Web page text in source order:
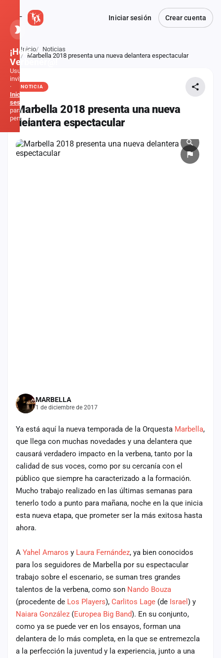
Iniciar sesión Crear cuenta
Atrás
Inicio
Noticias
Marbella 2018 presenta una nueva delantera espectacular
NOTICIA
Marbella 2018 presenta una nueva
delantera espectacular
MARBELLA
1 de diciembre de 2017
Ya está aquí la nueva temporada de la Orquesta Marbella,
que llega con muchas novedades y una delantera que
causará verdadero impacto en la verbena, tanto por la
calidad de sus voces, como por su cercanía con el
público que siempre ha caracterizado a la formación.
Mucho trabajo realizado en las últimas semanas para
tenerlo todo a punto para mañana, noche en la que inicia
esta nueva etapa, que prometer ser la más exitosa hasta
ahora.
A Yahel Amaros y Laura Fernández, ya bien conocidos
para los seguidores de Marbella por su espectacular
trabajo sobre el escenario, se suman tres grandes
talentos de la verbena, como son Nando Bouza
(procedente de Los Players), Carlitos Lage (de Israel ) y
Naiara González (Europea Big Band). En su conjunto,
como ya se puede ver en los ensayos, forman una
delantera de lo más completa, en la que se entremezcla
a la perfección la juventud y la experiencia, junto a una
¡Hola,
Verbener@!
Usuario
invitado
·
Inicia
sesión
para
personalizar
Inicio
Iniciar
Crear
Administración
Contacto